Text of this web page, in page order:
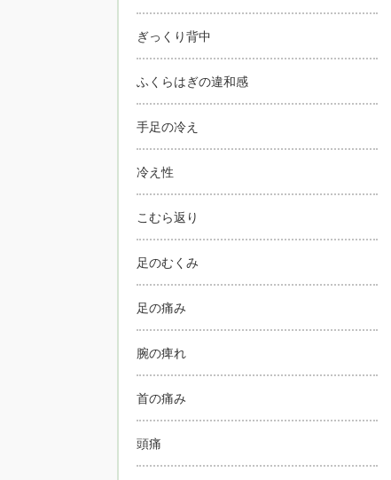
ぎっくり背中
ふくらはぎの違和感
手足の冷え
冷え性
こむら返り
足のむくみ
足の痛み
腕の痺れ
首の痛み
頭痛